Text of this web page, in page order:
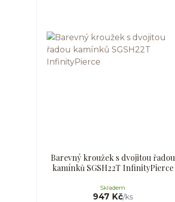
Barevný kroužek s dvojitou řadou
kamínků SGSH22T InfinityPierce
947 Kč/ks
Skladem